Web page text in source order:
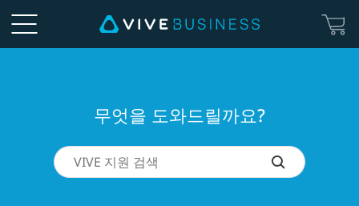
무엇을 도와드릴까요?